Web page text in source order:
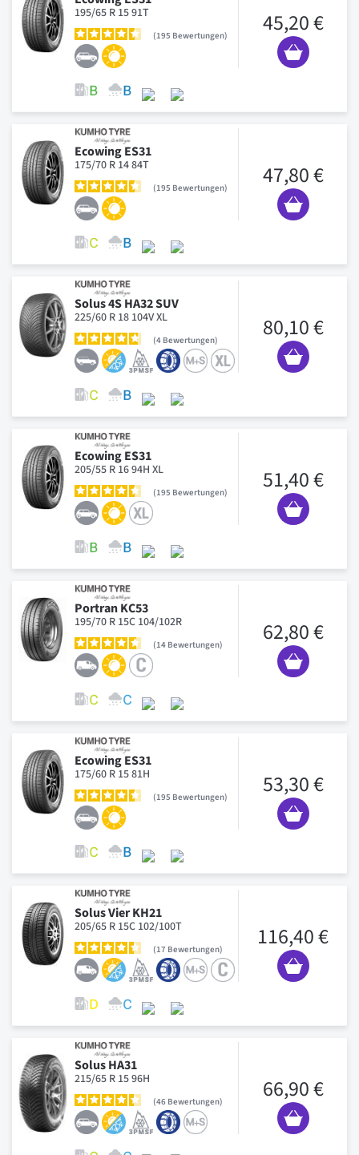
195/65 R 15 91T
195 Bewertungen 45,20 €
Ecowing ES31
175/70 R 14 84T
195 Bewertungen 47,80 €
Solus 4S HA32 SUV
225/60 R 18 104V XL
4 Bewertungen 80,10 €
Ecowing ES31
205/55 R 16 94H XL
195 Bewertungen 51,40 €
Portran KC53
195/70 R 15C 104/102R
14 Bewertungen 62,80 €
Ecowing ES31
175/60 R 15 81H
195 Bewertungen 53,30 €
Solus Vier KH21
205/65 R 15C 102/100T
17 Bewertungen 116,40 €
Solus HA31
215/65 R 15 96H
46 Bewertungen 66,90 €